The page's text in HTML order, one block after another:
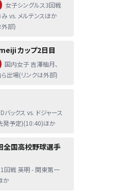
女子シングルス3回戦
vs. メルテンスほか
外部)
カップ2日目
国内女子 吉澤柚月、
出場(リンクは外部)
Dバックス vs. ドジャース
発予定)(10:40)ほか
全国高校野球選手
1回戦 英明 - 関東第一
か